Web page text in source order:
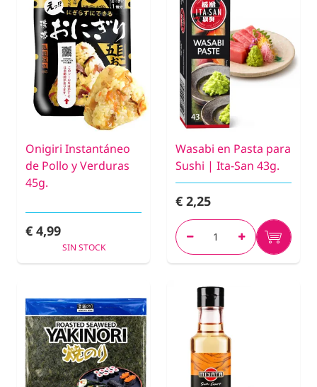
Onigiri Instantáneo
de Pollo y Verduras
45g.
€ 4,99
SIN STOCK
Wasabi en Pasta para
Sushi | Ita-San 43g.
€ 2,25